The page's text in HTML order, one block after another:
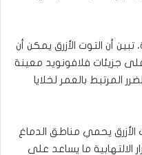
أن التوت الأزرق يمكن أن
جزيئات فلافونويد معينة
المرتبط بالعمر لخلايا
الأزرق يحمي مناطق الدماغ
الالتهابية ما يساعد على